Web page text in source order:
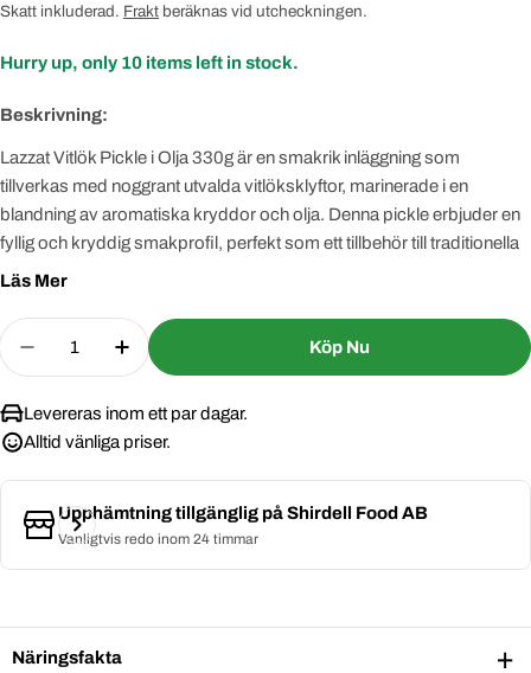
pris
pris
Skatt inkluderad. Frakt beräknas vid utcheckningen.
Hurry up, only 10 items left in stock.
Beskrivning:
Lazzat Vitlök Pickle i Olja 330g är en smakrik inläggning som
tillverkas med noggrant utvalda vitlöksklyftor, marinerade i en
blandning av aromatiska kryddor och olja. Denna pickle erbjuder en
fyllig och kryddig smakprofil, perfekt som ett tillbehör till traditionella
rätter eller som en smakförhöjare till dina favoritmåltider. Med en rik
matupplevelse som lyfter varje måltid.
Läs Mer
Quantity
Decrease Quantity For Lazzat Garlic Pickle I Olja
Increase Quantity For Lazzat Garlic
Köp Nu
Levereras inom ett par dagar.
Alltid vänliga priser.
Upphämtning tillgänglig påShirdell Food AB
Vanligtvis redo inom 24 timmar
Näringsfakta